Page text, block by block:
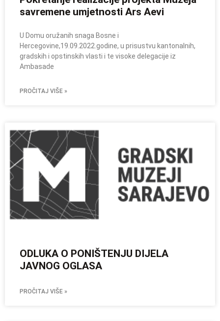
savremene umjetnosti Ars Aevi
U Domu oružanih snaga Bosne i
Hercegovine,19.09.2022.godine, u prisustvu kantonalnih,
gradskih i opstinskih vlasti i te visoke delegacije iz
Ambasade
PROČITAJ VIŠE »
ODLUKA O PONIŠTENJU DIJELA
JAVNOG OGLASA
PROČITAJ VIŠE »